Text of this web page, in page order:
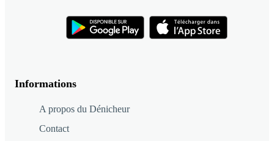
Informations
A propos du Dénicheur
Contact